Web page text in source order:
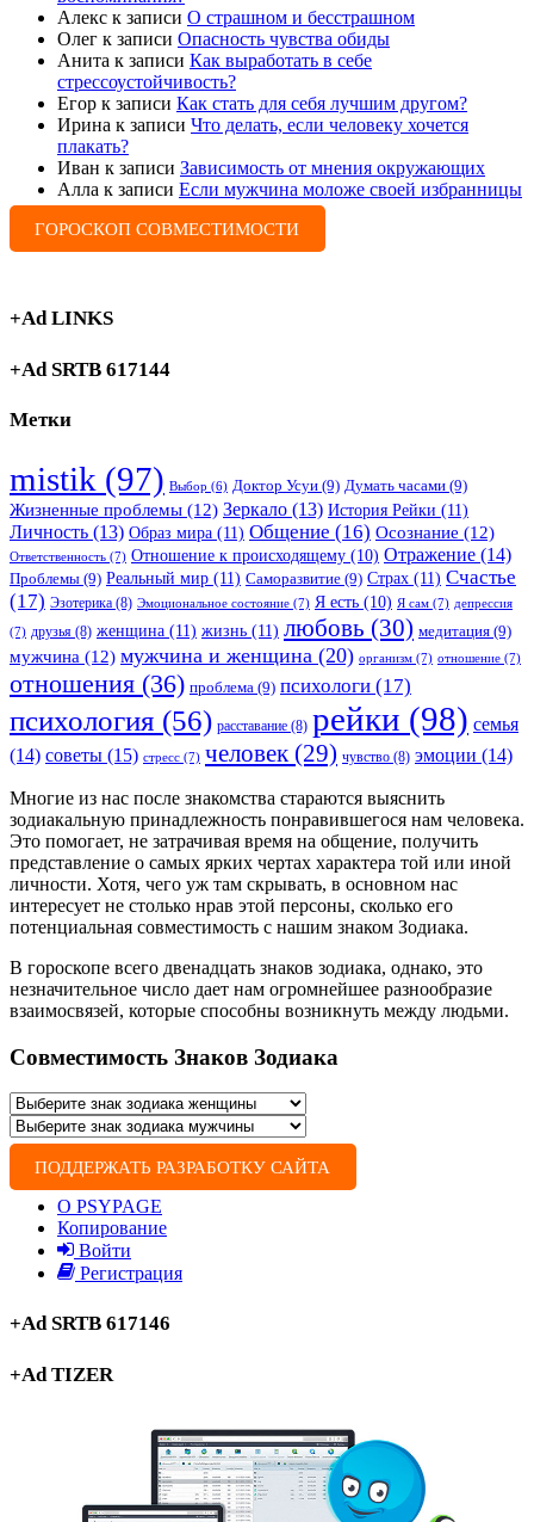
Алекс к записи О страшном и бесстрашном
Олег к записи Опасность чувства обиды
Анита к записи Как выработать в себе
стрессоустойчивость?
Егор к записи Как стать для себя лучшим другом?
Ирина к записи Что делать, если человеку хочется
плакать?
Иван к записи Зависимость от мнения окружающих
Алла к записи Если мужчина моложе своей избранницы
ГОРОСКОП СОВМЕСТИМОСТИ
+Ad LINKS
+Ad SRTB 617144
Метки
mistik (97) Выбор (6) Доктор Усуи (9) Думать часами (9)
Жизненные проблемы (12) Зеркало (13) История Рейки (11)
Личность (13) Образ мира (11) Общение (16) Осознание (12)
Ответственность (7) Отношение к происходящему (10) Отражение (14)
Проблемы (9) Реальный мир (11) Саморазвитие (9) Страх (11) Счастье
(17) Эзотерика (8) Эмоциональное состояние (7) Я есть (10) Я сам (7) депрессия
(7) друзья (8) женщина (11) жизнь (11) любовь (30) медитация (9)
мужчина (12) мужчина и женщина (20) организм (7) отношение (7)
отношения (36) проблема (9) психологи (17)
психология (56) расставание (8) рейки (98) семья
(14) советы (15) стресс (7) человек(29) чувство (8) эмоции (14)
Многие из нас после знакомства стараются выяснить
зодиакальную принадлежность понравившегося нам человека.
Это помогает, не затрачивая время на общение, получить
представление о самых ярких чертах характера той или иной
личности. Хотя, чего уж там скрывать, в основном нас
интересует не столько нрав этой персоны, сколько его
потенциальная совместимость с нашим знаком Зодиака.
В гороскопе всего двенадцать знаков зодиака, однако, это
незначительное число дает нам огромнейшее разнообразие
взаимосвязей, которые способны возникнуть между людьми.
Совместимость Знаков Зодиака
ПОДДЕРЖАТЬ РАЗРАБОТКУ САЙТА
О PSYPAGE
Копирование
Войти
Регистрация
+Ad SRTB 617146
+Ad TIZER